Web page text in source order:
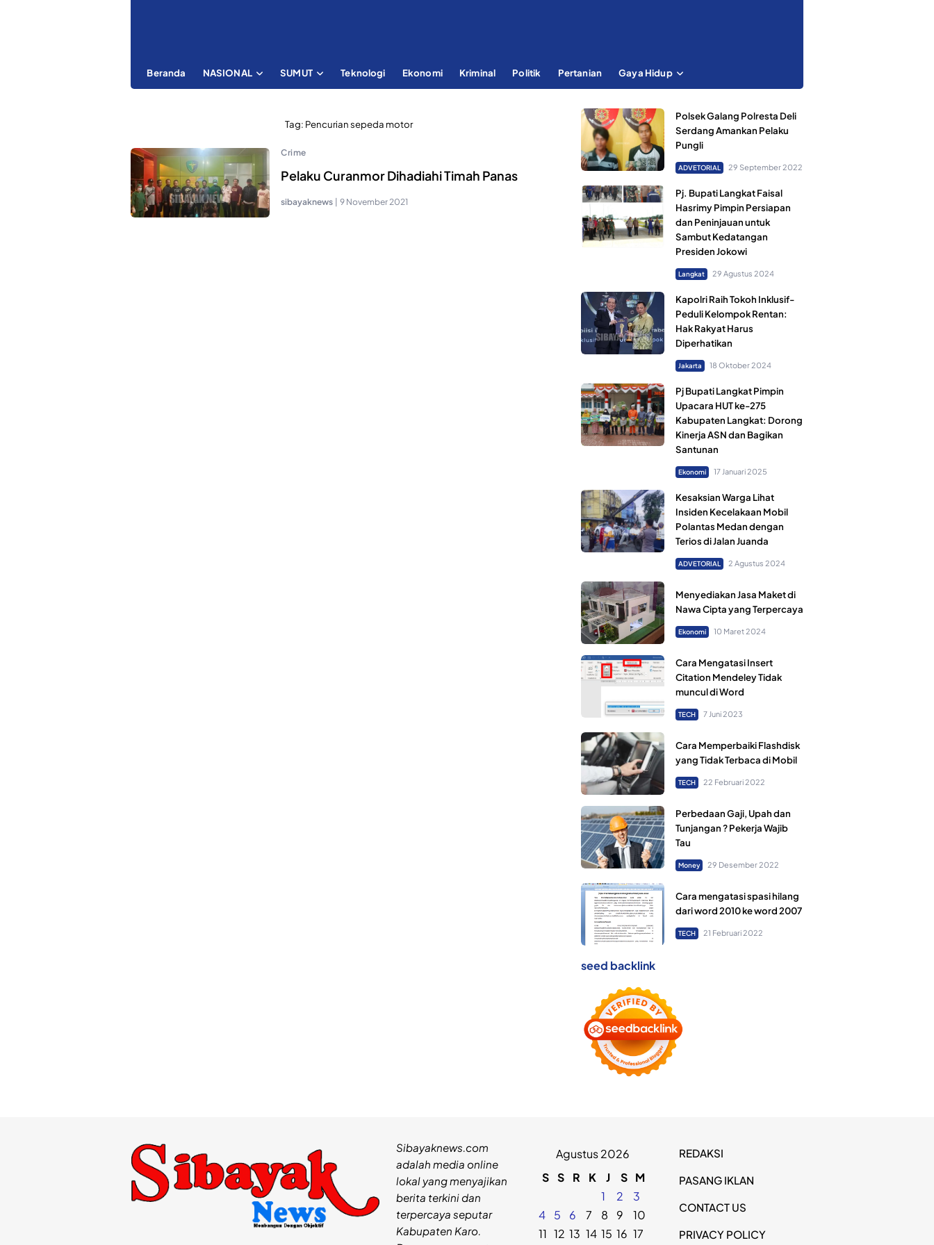
Beranda NASIONAL SUMUT Teknologi Ekonomi Kriminal Politik Pertanian Gaya Hidup
Tag: Pencurian sepeda motor
Crime
Pelaku Curanmor Dihadiahi Timah Panas
sibayaknews 9 November 2021
Polsek Galang Polresta Deli
Serdang Amankan Pelaku
Pungli
ADVETORIAL 29 September 2022
Pj. Bupati Langkat Faisal
Hasrimy Pimpin Persiapan
dan Peninjauan untuk
Sambut Kedatangan
Presiden Jokowi
Langkat 29 Agustus 2024
Kapolri Raih Tokoh Inklusif-
Peduli Kelompok Rentan:
Hak Rakyat Harus
Diperhatikan
Jakarta 18 Oktober 2024
Pj Bupati Langkat Pimpin
Upacara HUT ke-275
Kabupaten Langkat: Dorong
Kinerja ASN dan Bagikan
Santunan
Ekonomi 17 Januari 2025
Kesaksian Warga Lihat
Insiden Kecelakaan Mobil
Polantas Medan dengan
Terios di Jalan Juanda
ADVETORIAL 2 Agustus 2024
Menyediakan Jasa Maket di
Nawa Cipta yang Terpercaya
Ekonomi 10 Maret 2024
Cara Mengatasi Insert
Citation Mendeley Tidak
muncul di Word
TECH 7 Juni 2023
Cara Memperbaiki Flashdisk
yang Tidak Terbaca di Mobil
TECH 22 Februari 2022
Perbedaan Gaji, Upah dan
Tunjangan ? Pekerja Wajib
Tau
Money 29 Desember 2022
Cara mengatasi spasi hilang
dari word 2010 ke word 2007
TECH 21 Februari 2022
seed backlink
Sibayaknews.com
adalah media online
lokal yang menyajikan
berita terkini dan
terpercaya seputar
Kabupaten Karo.
Agustus 2026
S S R K J S M
1
2
3
4
5 6 7 8 9
10
11 12 13 14 15 16 17
REDAKSI
PASANG IKLAN
CONTACT US
PRIVACY POLICY